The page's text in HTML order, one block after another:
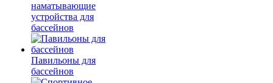
наматывающие
устройства для
бассейнов
Павильоны для
бассейнов